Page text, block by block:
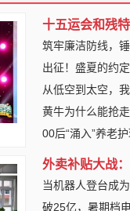
十五运会和残
筑牢廉洁防线，
出征！盛夏的约
从低空到太空，
黄牛为什么能抢
00后“涌入”养老
外卖补贴大战
当机器人登台成
破25亿，暑期档